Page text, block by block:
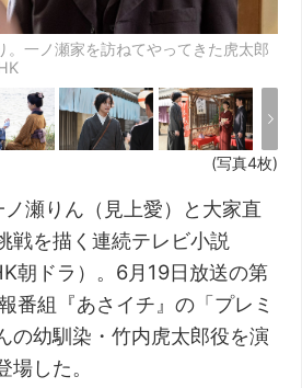
。一ノ瀬家を訪ねてやってきた虎太郎
(写真4枚)
瀬りん（見上愛）と大家直
戦を描く連続テレビ小説
朝ドラ）。6月19日放送の第
番組『あさイチ』の「プレミ
の幼馴染・竹内虎太郎役を演
場した。